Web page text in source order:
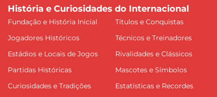
História e Curiosidades do Internacional
Fundação e História Inicial
Títulos e Conquistas
Jogadores Históricos
Técnicos e Treinadores
Estádios e Locais de Jogos
Rivalidades e Clássicos
Partidas Históricas
Mascotes e Símbolos
Curiosidades e Tradições
Estatísticas e Recordes